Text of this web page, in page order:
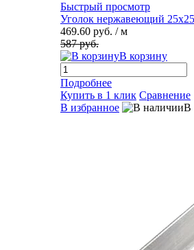
Быстрый просмотр
Уголок нержавеющий
469.60 руб. / м
587 руб.
В корзину
Подробнее
Купить в 1 клик Сравнение
В избранное
В